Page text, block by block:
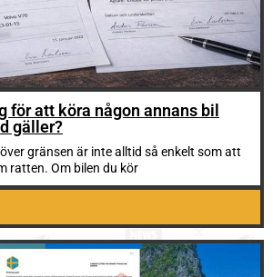
för att köra någon annans bil
gäller?
gränsen är inte alltid så enkelt som att
ratten. Om bilen du kör